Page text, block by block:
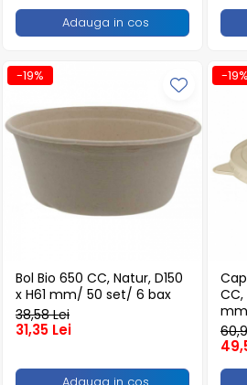
Caserole
Sosiere
Articole din Trestie de Zahar
Echipament de Protectie
Saci Menajeri
Articole din Carton Alb
Pahare
Barcute
Boluri
Caserole
Pahare
Articole din Carton Kraft Natur +
Adauga in cos
-19%
Bol Bio 650 CC, Natur, D150
x H61 mm/ 50 set/ 6 bax
38,58 Lei
31,35 Lei
-19%
CC,